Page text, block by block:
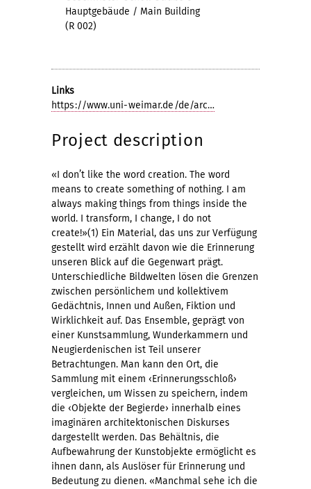
Hauptgebäude / Main Building
(R 002)
Links
https://www.uni-weimar.de/de/arc…
Project description
«I don’t like the word creation. The word
means to create something of nothing. I am
always making things from things inside the
world. I transform, I change, I do not
create!»(1) Ein Material, das uns zur Verfügung
gestellt wird erzählt davon wie die Erinnerung
unseren Blick auf die Gegenwart prägt.
Unterschiedliche Bildwelten lösen die Grenzen
zwischen persönlichem und kollektivem
Gedächtnis, Innen und Außen, Fiktion und
Wirklichkeit auf. Das Ensemble, geprägt von
einer Kunstsammlung, Wunderkammern und
Neugierdenischen ist Teil unserer
Betrachtungen. Man kann den Ort, die
Sammlung mit einem ‹Erinnerungsschloß›
vergleichen, um Wissen zu speichern, indem
die ‹Objekte der Begierde› innerhalb eines
imaginären architektonischen Diskurses
dargestellt werden. Das Behältnis, die
Aufbewahrung der Kunstobjekte ermöglicht es
ihnen dann, als Auslöser für Erinnerung und
Bedeutung zu dienen. «Manchmal sehe ich die